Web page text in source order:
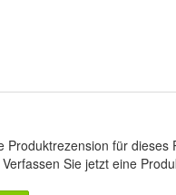
Produktrezension für dieses
Verfassen Sie jetzt eine